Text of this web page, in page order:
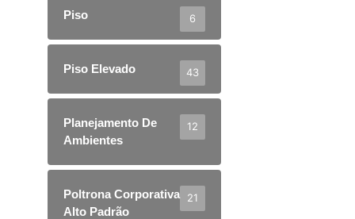
Piso 6
Piso Elevado 43
Planejamento De
Ambientes
12
Poltrona Corporativa
Alto Padrão
21